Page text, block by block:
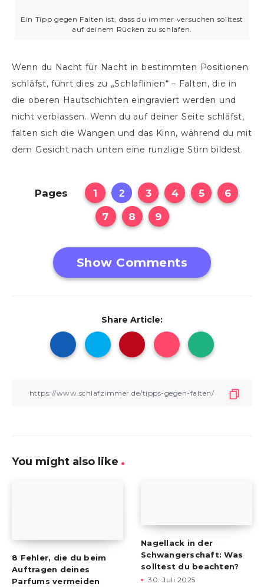
Ein Tipp gegen Falten ist, dass du immer versuchen solltest
auf deinem Rücken zu schlafen.
Wenn du Nacht für Nacht in bestimmten Positionen
schläfst, führt dies zu „Schlaflinien“ – Falten, die in
die oberen Hautschichten eingraviert werden und
nicht verblassen. Wenn du auf deiner Seite schläfst,
falten sich die Wangen und das Kinn, während du mit
dem Gesicht nach unten eine runzlige Stirn bildest.
Pages 1 2 3 4 5
6
7
8 9
Show Comments
Share Article:
You might also like
8 Fehler, die du beim
Auftragen deines
Parfums vermeiden
Nagellack in der
Schwangerschaft: Was
solltest du beachten?
30. Juli 2025